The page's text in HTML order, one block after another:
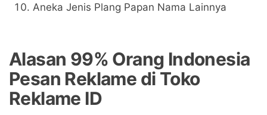
Aneka Jenis Plang Papan Nama Lainnya
Alasan 99% Orang Indonesia
Pesan Reklame di Toko
Reklame ID